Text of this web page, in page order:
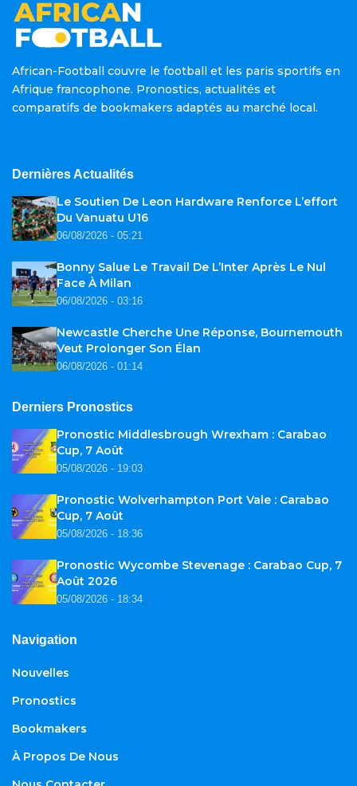
African-Football couvre le football et les paris sportifs en
Afrique francophone. Pronostics, actualités et
comparatifs de bookmakers adaptés au marché local.
Dernières Actualités
Le Soutien De Leon Hardware Renforce L’effort
Du Vanuatu U16
06/08/2026 - 05:21
Bonny Salue Le Travail De L’Inter Après Le Nul
Face À Milan
06/08/2026 - 03:16
Newcastle Cherche Une Réponse, Bournemouth
Veut Prolonger Son Élan
06/08/2026 - 01:14
Derniers Pronostics
Pronostic Middlesbrough Wrexham : Carabao
Cup, 7 Août
05/08/2026 - 19:03
Pronostic Wolverhampton Port Vale : Carabao
Cup, 7 Août
05/08/2026 - 18:36
Pronostic Wycombe Stevenage : Carabao Cup, 7
Août 2026
05/08/2026 - 18:34
Navigation
Nouvelles
Pronostics
Bookmakers
À Propos De Nous